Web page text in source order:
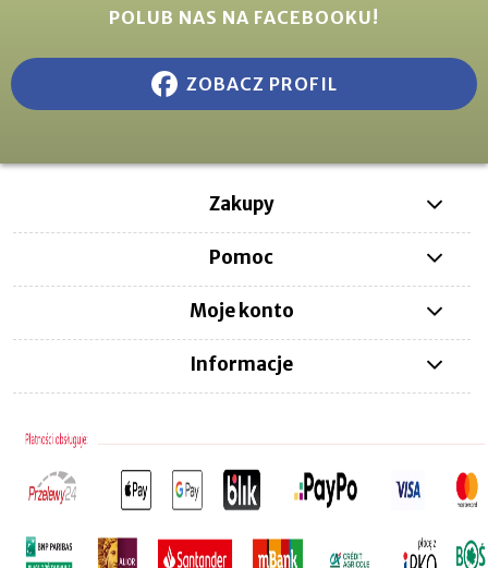
POLUB NAS NA FACEBOOKU!
ZOBACZ PROFIL
Zakupy
Pomoc
Moje konto
Informacje